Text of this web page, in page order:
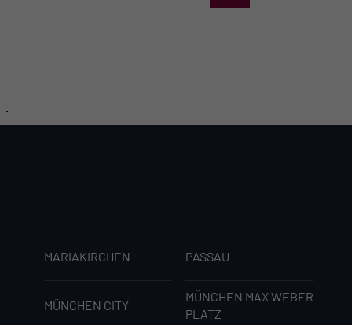
MARIAKIRCHEN PASSAU
MÜNCHEN CITY
MÜNCHEN MAX WEBER
PLATZ